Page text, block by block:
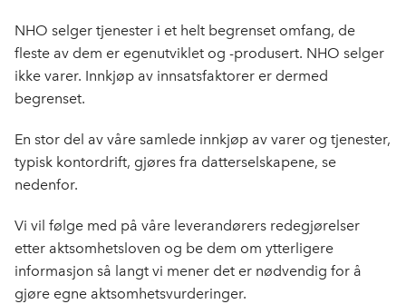
NHO selger tjenester i et helt begrenset omfang, de
fleste av dem er egenutviklet og -produsert. NHO selger
ikke varer. Innkjøp av innsatsfaktorer er dermed
begrenset.
En stor del av våre samlede innkjøp av varer og tjenester,
typisk kontordrift, gjøres fra datterselskapene, se
nedenfor.
Vi vil følge med på våre leverandørers redegjørelser
etter aktsomhetsloven og be dem om ytterligere
informasjon så langt vi mener det er nødvendig for å
gjøre egne aktsomhetsvurderinger.